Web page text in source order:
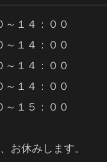
～１４：００
～１４：００
～１４：００
～１４：００
～１５：００
お休みします。